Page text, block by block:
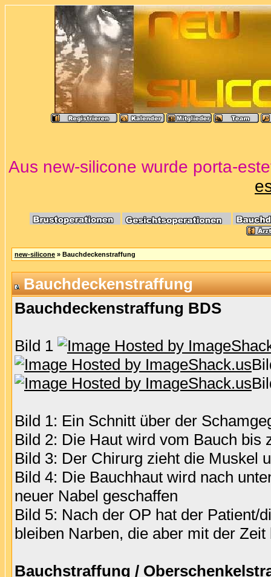
Aus new-silicone wurde porta-
new-silicone » Bauchdeckenstraffung
Bauchdeckenstraffung
Bauchdeckenstraffung BDS
Bild 1
Bild 1: Ein Schnitt über der
Bild 2: Die Haut wird vom Bauch bis
Bild 3: Der Chirurg zieht die Muskel
Bild 4: Die Bauchhaut wird nach
neuer Nabel geschaffen
Bild 5: Nach der OP hat der Patient/
bleiben Narben, die aber mit der
Bauchstraffung /